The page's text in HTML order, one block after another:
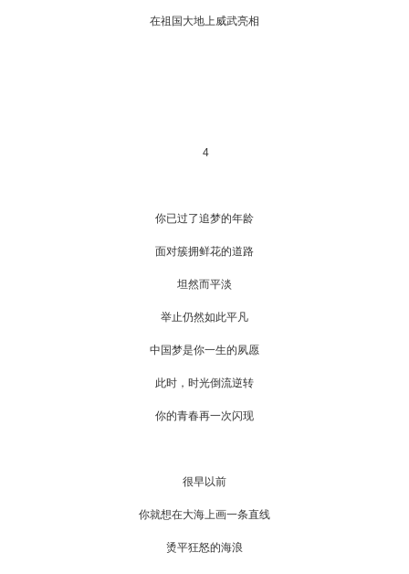
在祖国大地上威武亮相
4
你已过了追梦的年龄
面对簇拥鲜花的道路
坦然而平淡
举止仍然如此平凡
中国梦是你一生的夙愿
此时，时光倒流逆转
你的青春再一次闪现
很早以前
你就想在大海上画一条直线
烫平狂怒的海浪